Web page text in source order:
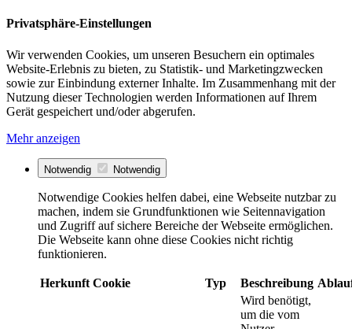
Privatsphäre-Einstellungen
Wir verwenden Cookies, um unseren Besuchern ein optimales
Website-Erlebnis zu bieten, zu Statistik- und Marketingzwecken
sowie zur Einbindung externer Inhalte. Im Zusammenhang mit der
Nutzung dieser Technologien werden Informationen auf Ihrem
Gerät gespeichert und/oder abgerufen.
Mehr anzeigen
Notwendig Notwendig
Notwendige Cookies helfen dabei, eine Webseite nutzbar zu
machen, indem sie Grundfunktionen wie Seitennavigation
und Zugriff auf sichere Bereiche der Webseite ermöglichen.
Die Webseite kann ohne diese Cookies nicht richtig
funktionieren.
Herkunft Cookie Typ Beschreibung
Wird benötigt,
um die vom